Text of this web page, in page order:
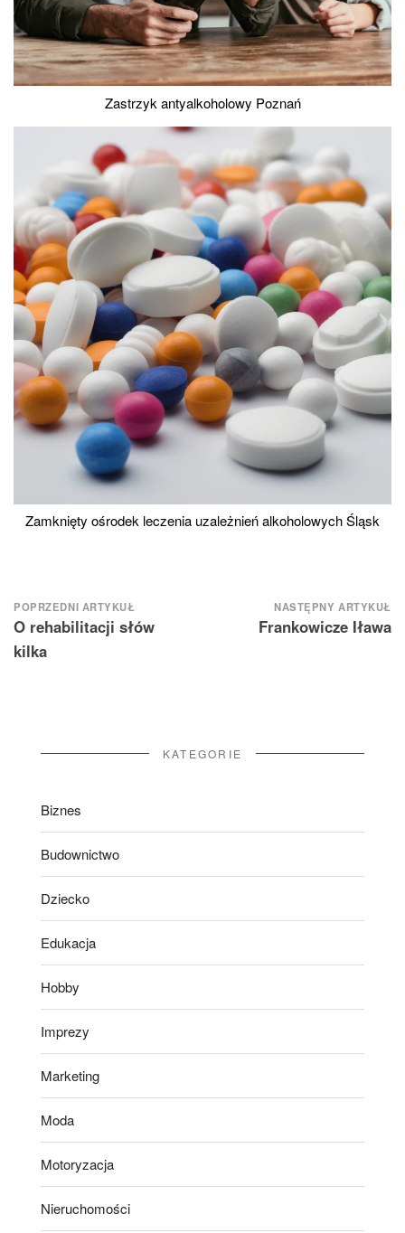
Zastrzyk antyalkoholowy Poznań
Zamknięty ośrodek leczenia uzależnień alkoholowych Śląsk
Nawigacja
wpisu
POPRZEDNI ARTYKUŁ
O rehabilitacji słów
kilka
NASTĘPNY ARTYKUŁ
Frankowicze Iława
KATEGORIE
Biznes
Budownictwo
Dziecko
Edukacja
Hobby
Imprezy
Marketing
Moda
Motoryzacja
Nieruchomości